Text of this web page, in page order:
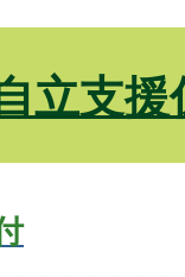
立支援